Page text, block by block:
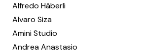
Alfredo Häberli
Alvaro Siza
Amini Studio
Andrea Anastasio